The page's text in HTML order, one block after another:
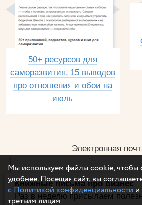
Книжные письма про бизнес
Раз в неделю присылаем
50+ ресурсов для
саморазвития, 15 выводов
про отношения и обои на
июль
Электронная
Например,
Без спама и смс
Мы используем файлы cookie, чтобы
удобнее. Посещая сайт, вы
с Политикой конфиденциальности и
третьим лицам